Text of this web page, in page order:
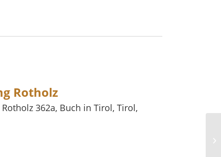
Rotholz
Rotholz 362a, Buch in Tirol, Tirol,